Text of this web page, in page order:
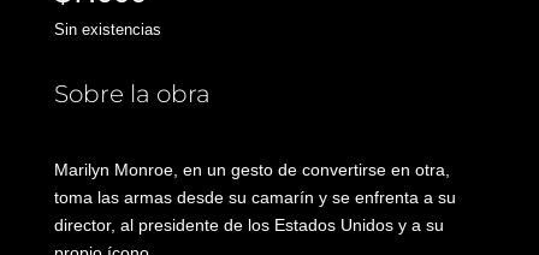
Sin existencias
Sobre la obra
Marilyn Monroe, en un gesto de convertirse en otra,
toma las armas desde su camarín y se enfrenta a su
director, al presidente de los Estados Unidos y a su